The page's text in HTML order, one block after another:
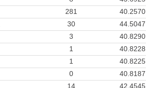
ISI
SCR
SMCV
0.36 SPR
RGS
281 40.2570
30 44.5047
3 40.8290
1 40.8228
1 40.8225
0 40.8187
14 42.4545